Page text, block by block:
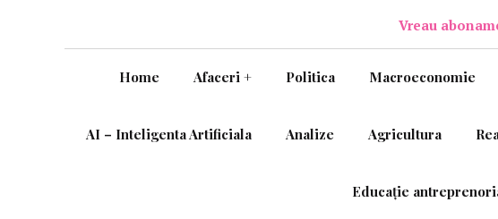
Vreau
Home Afaceri + Politica Macroeconomie
AI – Inteligenta Artificiala Analize Agricultura
Educație